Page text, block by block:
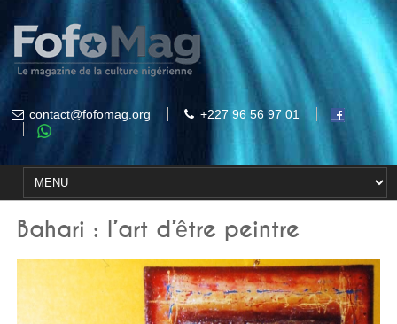
contact@fofomag.org +227 96 56 97 01
Bahari : l’art d’être peintre